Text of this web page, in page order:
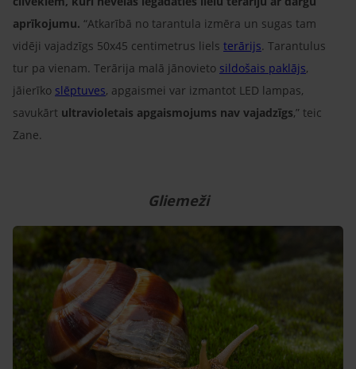
aprīkojumu. “Atkarībā no tarantula izmēra un sugas tam
vidēji vajadzīgs 50x45 centimetrus liels terārijs. Tarantulus
tur pa vienam. Terārija malā jānovieto sildošais paklājs,
jāierīko slēptuves, apgaismei var izmantot LED lampas,
savukārt ultravioletais apgaismojums nav vajadzīgs,” teic
Zane.
Gliemeži